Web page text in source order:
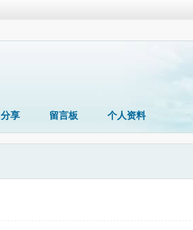
分享 留言板 个人资料